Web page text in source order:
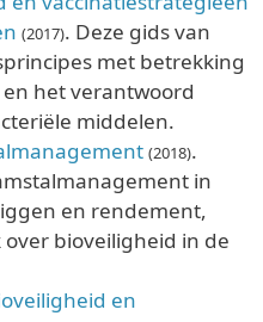
(2017). Deze gids van
met betrekking
het verantwoord
middelen.
(2018).
in
en rendement,
bioveiligheid in de
en